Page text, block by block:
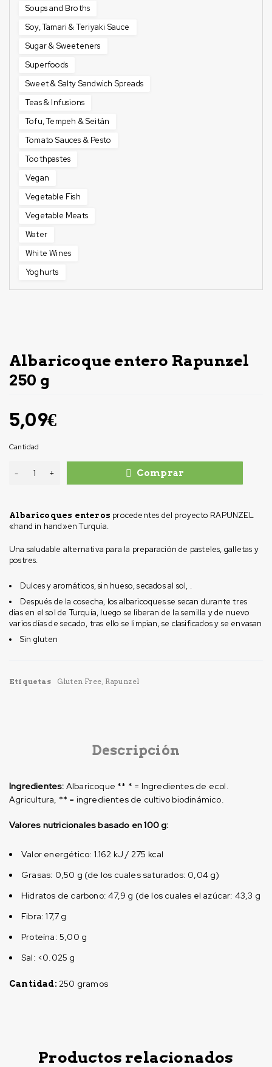
Soups and Broths
Soy, Tamari & Teriyaki Sauce
Sugar & Sweeteners
Superfoods
Sweet & Salty Sandwich Spreads
Teas & Infusions
Tofu, Tempeh & Seitán
Tomato Sauces & Pesto
Toothpastes
Vegan
Vegetable Fish
Vegetable Meats
Water
White Wines
Yoghurts
Albaricoque entero Rapunzel
250 g
Albaricoques enteros procedentes del proyecto RAPUNZEL
«hand in hand»en Turquía.
Una saludable alternativa para la preparación de pasteles, galletas y
postres.
Dulces y aromáticos, sin hueso, secados al sol, .
Después de la cosecha, los albaricoques se secan durante tres
días en el sol de Turquía, luego se liberan de la semilla y de nuevo
varios días de secado, tras ello se limpian, se clasificados y se envasan
Sin gluten
5,09€
Cantidad
Comprar
Etiquetas Gluten Free, Rapunzel
Descripción
Ingredientes: Albaricoque ** * = Ingredientes de ecol.
Agricultura, ** = ingredientes de cultivo biodinámico.
Valores nutricionales basado en 100 g:
Valor energético: 1.162 kJ / 275 kcal
Grasas: 0,50 g (de los cuales saturados: 0,04 g)
Hidratos de carbono: 47,9 g (de los cuales el azúcar: 43,3 g
Fibra: 17,7 g
Proteína: 5,00 g
Sal: <0.025 g
Cantidad: 250 gramos
Productos relacionados